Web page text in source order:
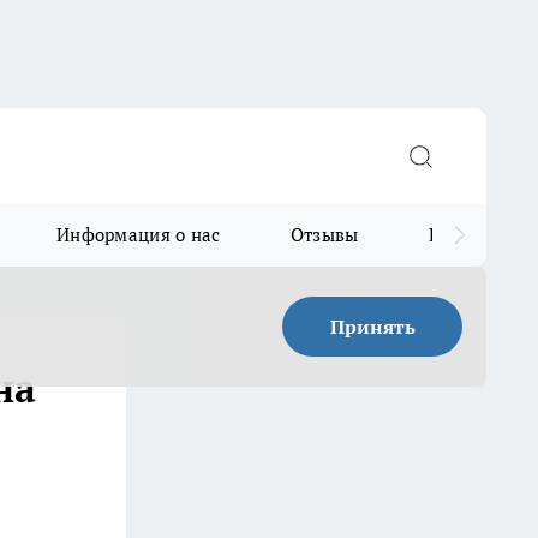
Информация о нас Отзывы Прайс для
Принять